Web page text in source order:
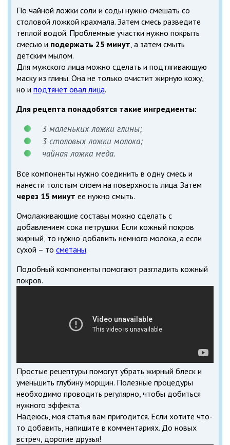
По чайной ложки соли и соды нужно смешать со
столовой ложкой крахмала. Затем смесь разведите
теплой водой. Проблемные участки нужно покрыть
смесью и подержать 25 минут, а затем смыть
детским мылом.
Для мужского лица можно сделать и подтягивающую
маску из глины. Она не только очистит жирную кожу,
но и подтянет овал лица.
Для рецепта понадобятся такие ингредиенты:
3 маленьких ложки глины;
3 столовых ложки молока;
чайная ложка меда.
Все компоненты нужно соединить в одну смесь и
нанести толстым слоем на поверхность лица. Затем
через 15 минут ее нужно смыть.
Омолаживающие составы можно сделать с
добавлением сока петрушки. Если кожный покров
жирный, то нужно добавить немного молока, а если
сухой – то сметаны.
Подобный компоненты помогают разгладить кожный
покров.
Простые рецептуры помогут убрать жирный блеск и
уменьшить глубину морщин. Полезные процедуры
необходимо проводить регулярно, чтобы добиться
нужного эффекта.
Надеюсь, моя статья вам пригодится. Если хотите что-
то добавить, напишите в комментариях. До новых
встреч, дорогие друзья!